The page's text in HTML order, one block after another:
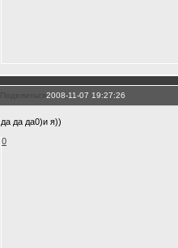
Поделиться2008-11-07 19:27:26
да да да0)и я))
0